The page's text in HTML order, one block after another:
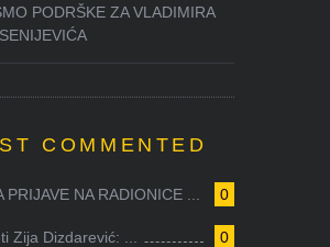
PODRŠKE ZA VLADIMIRA
COMMENTED
0
PRIJAVE NA RADIONICE ...
0
Zija Dizdarević: ...